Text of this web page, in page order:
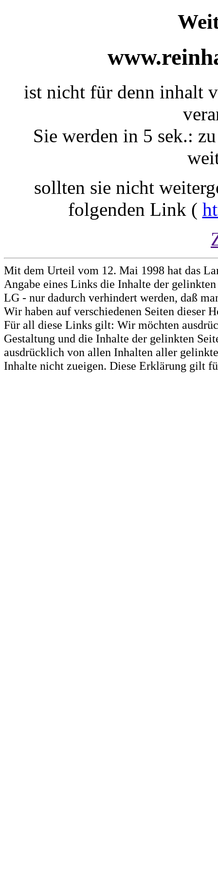
ist nicht für denn inhalt
Sie werden in 5 sek.:
sollten sie nicht
folgenden Link (
Mit dem Urteil vom 12. Mai 1998 hat das
Angabe eines Links die Inhalte der
LG - nur dadurch verhindert werden, daß
Wir haben auf verschiedenen Seiten dieser
Für all diese Links gilt: Wir möchten
Gestaltung und die Inhalte der gelinkten
ausdrücklich von allen Inhalten aller
Inhalte nicht zueigen. Diese Erklärung gilt